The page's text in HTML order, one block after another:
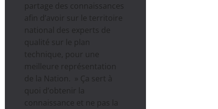
partage des connaissances
afin d’avoir sur le territoire
national des experts de
qualité sur le plan
technique, pour une
meilleure représentation
de la Nation. » Ça sert à
quoi d’obtenir la
connaissance et ne pas la